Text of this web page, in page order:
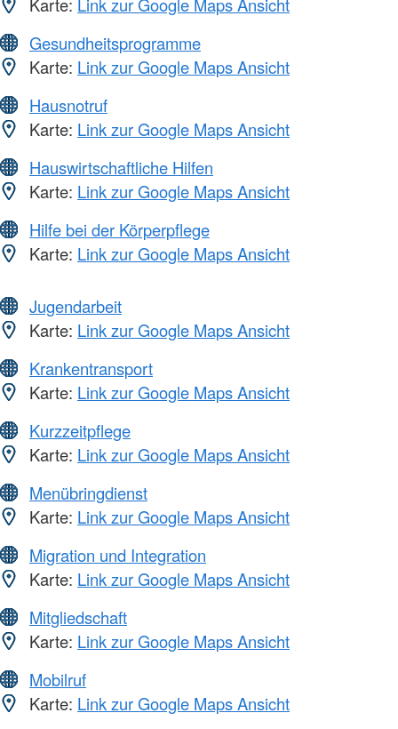
Karte: Link zur Google Maps Ansicht
Gesundheitsprogramme
Karte: Link zur Google Maps Ansicht
Hausnotruf
Karte: Link zur Google Maps Ansicht
Hauswirtschaftliche Hilfen
Karte: Link zur Google Maps Ansicht
Hilfe bei der Körperpflege
Karte: Link zur Google Maps Ansicht
Jugendarbeit
Karte: Link zur Google Maps Ansicht
Krankentransport
Karte: Link zur Google Maps Ansicht
Kurzzeitpflege
Karte: Link zur Google Maps Ansicht
Menübringdienst
Karte: Link zur Google Maps Ansicht
Migration und Integration
Karte: Link zur Google Maps Ansicht
Mitgliedschaft
Karte: Link zur Google Maps Ansicht
Mobilruf
Karte: Link zur Google Maps Ansicht